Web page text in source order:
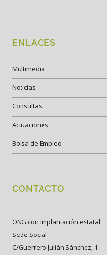
ENLACES
Multimedia
Noticias
Consultas
Actuaciones
Bolsa de Empleo
CONTACTO
ONG con Implantación estatal.
Sede Social
C/Guerrero Julián Sánchez, 1